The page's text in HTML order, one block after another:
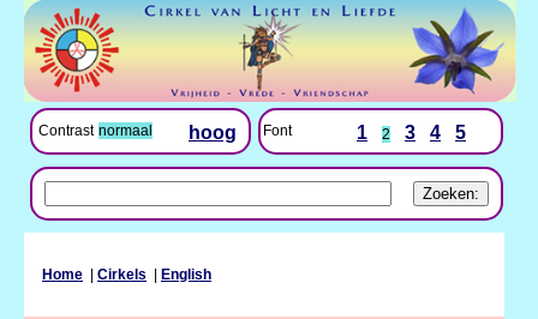
Contrast normaal hoog Font 1 2 3 4 5
Home Cirkels English